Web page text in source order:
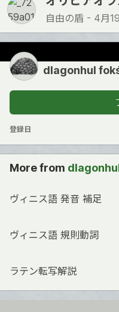
自由の盾 - 4月
dlagonhul
登録日
More from
ヴィニス語 発音 補足
ヴィニス語 規則動詞
ラテン転写解説